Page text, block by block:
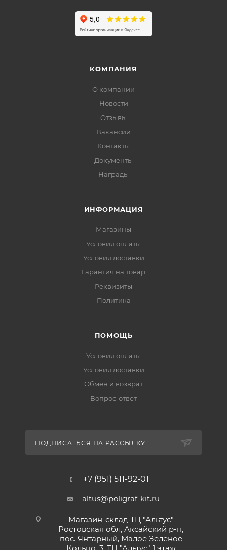
КОМПАНИЯ
О компании
Новости
Отзывы
Вакансии
Контакты
Документы
Награды
ИНФОРМАЦИЯ
Магазины
Условия оплаты
Условия доставки
Гарантия на товар
Реквизиты
Политика
ПОМОЩЬ
Условия оплаты
Условия доставки
Обмен и возврат
Вопрос-ответ
ПОДПИСАТЬСЯ НА РАССЫЛКУ
+7 (951) 511-92-01
altus@poligraf-kit.ru
Магазин-склад ТЦ "Альтус"
Ростовская обл, Аксайский р-н,
пос. Янтарный, Малое Зеленое